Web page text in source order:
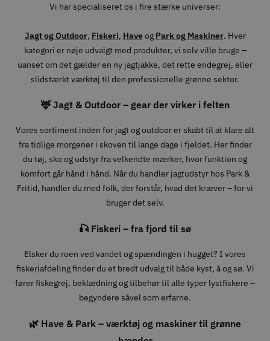
Vi har specialiseret os i fire stærke universer:
Jagt og Outdoor, Fiskeri, Haveog Park og Maskiner. Hver
kategori er nøje udvalgt med produkter, vi selv ville bruge –
uanset om det gælder en ny jagtjakke, det rette endegrej, eller
slidstærkt værktøj til den professionelle grønne sektor.
🦌 Jagt & Outdoor – gear der virker i felten
Vores sortiment inden for jagt og outdoor er skabt til at klare alt
fra tidlige morgener i skoven til lange dage i fjeldet. Her finder
du tøj, sko og udstyr fra velkendte mærker, hvor funktion og
komfort går hånd i hånd. Når du handler jagtudstyr hos Park &
Fritid, handler du med folk, der forstår, hvad det kræver – for vi
bruger det selv.
🎣 Fiskeri – fra fjord til sø
Elsker du roen ved vandet og spændingen i hugget? I vores
fiskeriafdeling finder du et bredt udvalg til både kyst, å og sø. Vi
fører fiskegrej, beklædning og tilbehør til alle typer lystfiskere –
begyndere såvel som erfarne.
🌿 Have & Park – værktøj og maskiner til grønne